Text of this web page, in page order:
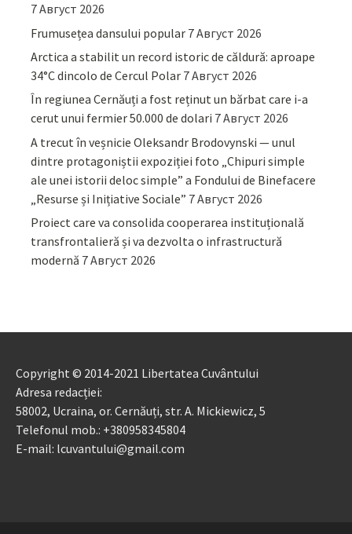
7 Август 2026
Frumusețea dansului popular 7 Август 2026
Arctica a stabilit un record istoric de căldură: aproape
34°C dincolo de Cercul Polar 7 Август 2026
În regiunea Cernăuți a fost reținut un bărbat care i-a
cerut unui fermier 50.000 de dolari 7 Август 2026
A trecut în veșnicie Oleksandr Brodovynski — unul
dintre protagoniștii expoziției foto „Chipuri simple
ale unei istorii deloc simple” a Fondului de Binefacere
„Resurse și Inițiative Sociale” 7 Август 2026
Proiect care va consolida cooperarea instituțională
transfrontalieră și va dezvolta o infrastructură
modernă 7 Август 2026
Copyright © 2014-2021 Libertatea Cuvântului
Adresa redacției:
58002, Ucraina, or. Cernăuți, str. A. Mickiewicz, 5
Telefonul mob.: +380958345804
E-mail: lcuvantului@gmail.com